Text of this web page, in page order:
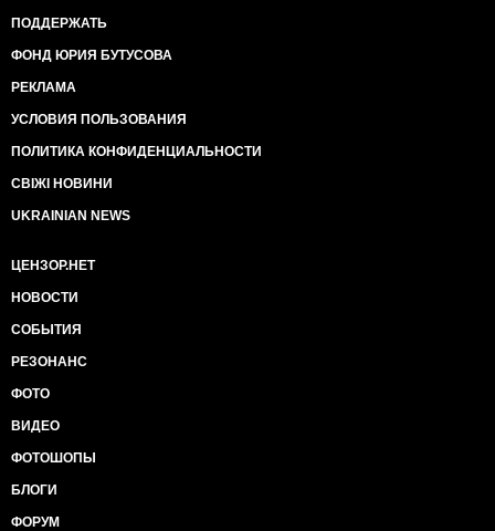
ПОДДЕРЖАТЬ
ФОНД ЮРИЯ БУТУСОВА
РЕКЛАМА
УСЛОВИЯ ПОЛЬЗОВАНИЯ
ПОЛИТИКА КОНФИДЕНЦИАЛЬНОСТИ
СВІЖІ НОВИНИ
UKRAINIAN NEWS
ЦЕНЗОР.НЕТ
НОВОСТИ
СОБЫТИЯ
РЕЗОНАНС
ФОТО
ВИДЕО
ФОТОШОПЫ
БЛОГИ
ФОРУМ